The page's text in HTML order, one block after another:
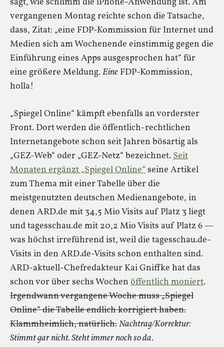
vergangenen Montag reichte schon die Tatsache,
dass, Zitat: „eine FDP-Kommission für Internet und
Medien sich am Wochenende einstimmig gegen die
Einführung eines Apps ausgesprochen hat“ für
eine größere Meldung.Eine FDP-Kommission,
holla!
„Spiegel Online“ kämpft ebenfalls an vorderster
Front. Dort werden die öffentlich-rechtlichen
Internetangebote schon seit Jahren bösartig als
„GEZ-Web“ oder „GEZ-Netz“ bezeichnet.Seit
Monaten ergänzt „Spiegel Online“seine Artikel
zum Thema mit einer Tabelle über die
meistgenutzten deutschen Medienangebote, in
denen ARD.de mit 34,5 Mio Visits auf Platz 3 liegt
und tagesschau.de mit 20,2 Mio Visits auf Platz 6 —
was höchst irreführend ist, weil die tagesschau.de-
Visits in den ARD.de-Visits schon enthalten sind.
ARD-aktuell-Chefredakteur Kai Gniffke hat das
schon vor über sechs Wochen öffentlich moniert.
Irgendwann vergangene Woche muss „Spiegel
Online“ die Tabelle endlich korrigiert haben.
Klammheimlich, natürlich.Nachtrag/Korrektur:
Stimmt gar nicht. Steht immer noch so da.